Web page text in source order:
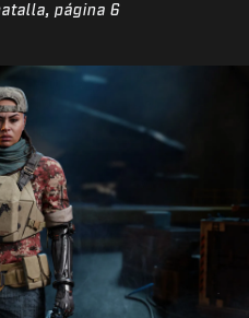
página 6